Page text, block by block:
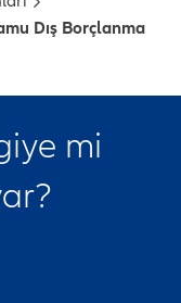
Dış Borçlanma
mi